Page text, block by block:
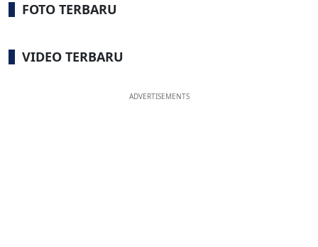
FOTO TERBARU
VIDEO TERBARU
ADVERTISEMENTS